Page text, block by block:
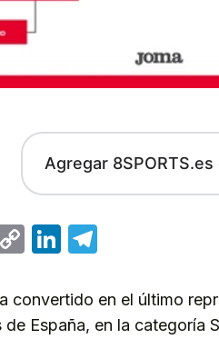
Agregar 8SPORTS.es
CopyLinkedIn
convertido en el último
España, en la categoría